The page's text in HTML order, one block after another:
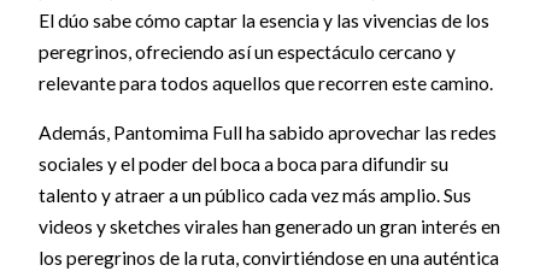
El dúo sabe cómo captar la esencia y las vivencias de los
peregrinos, ofreciendo así un espectáculo cercano y
relevante para todos aquellos que recorren este camino.
Además, Pantomima Full ha sabido aprovechar las redes
sociales y el poder del boca a boca para difundir su
talento y atraer a un público cada vez más amplio. Sus
videos y sketches virales han generado un gran interés en
los peregrinos de la ruta, convirtiéndose en una auténtica